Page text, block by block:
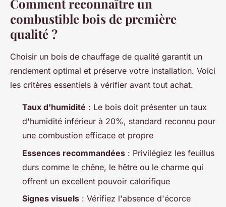
Comment reconnaître un
combustible bois de première
qualité ?
Choisir un bois de chauffage de qualité garantit un
rendement optimal et préserve votre installation. Voici
les critères essentiels à vérifier avant tout achat.
Taux d'humidité : Le bois doit présenter un taux
d'humidité inférieur à 20%, standard reconnu pour
une combustion efficace et propre
Essences recommandées : Privilégiez les feuillus
durs comme le chêne, le hêtre ou le charme qui
offrent un excellent pouvoir calorifique
Signes visuels : Vérifiez l'absence d'écorce